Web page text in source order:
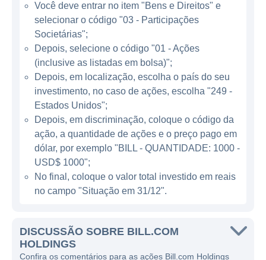
mensais e taxas de transação, essenciais
para a manutenção e expansão de sua base
de clientes. Com a tendência crescente de
digitalização e o aumento da adoção de
soluções de software nas empresas, a
Bill.com se posiciona como uma alternativa
viável e atraente para a gestão de contas.
ATUAÇÃO DA BILL.COM
A Bill.com concentra suas operações no
mercado americano, embora seu modelo de
negócios e serviços possam ser aplicados
empresa atua predominantemente no setor
de tecnologia financeira (fintech), onde se
Você deve entrar no item "Bens e Direitos" e
selecionar o código "03 - Participações
Societárias";
Depois, selecione o código "01 - Ações
(inclusive as listadas em bolsa)";
Depois, em localização, escolha o país do seu
investimento, no caso de ações, escolha "249 -
Estados Unidos";
Depois, em discriminação, coloque o código da
ação, a quantidade de ações e o preço pago em
dólar, por exemplo "BILL - QUANTIDADE: 1000 -
USD$ 1000";
No final, coloque o valor total investido em reais
no campo "Situação em 31/12".
DISCUSSÃO SOBRE BILL.COM
HOLDINGS
Confira os comentários para as ações Bill.com Holdings